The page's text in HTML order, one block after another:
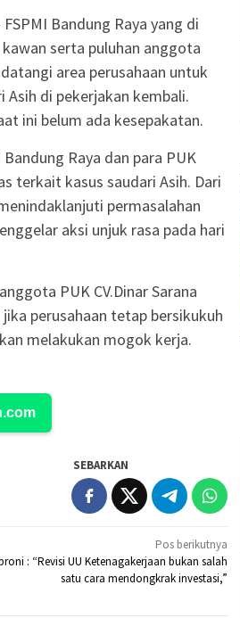
Bandung Raya yang di
serta puluhan anggota
area perusahaan untuk
di pekerjakan kembali.
ini belum ada kesepakatan.
Raya dan para PUK
terkait kasus saudari Asih. Dari
permasalahan
aksi unjuk rasa pada hari
PUK CV.Dinar Sarana
perusahaan tetap bersikukuh
melakukan mogok kerja.
SEBARKAN
Pos berikutnya
: “Revisi UU Ketenagakerjaan bukan salah
satu cara mendongkrak investasi,”